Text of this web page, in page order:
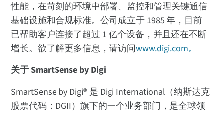
性能，在苛刻的环境中部署、监控和管理关键通信
基础设施和合规标准。公司成立于 1985 年，目前
已帮助客户连接了超过 1 亿个设备，并且还在不断
增长。欲了解更多信息，请访问www.digi.com。
关于 SmartSense by Digi
SmartSense by Digi® 是 Digi International（纳斯达克
股票代码：DGII）旗下的一个业务部门，是全球领